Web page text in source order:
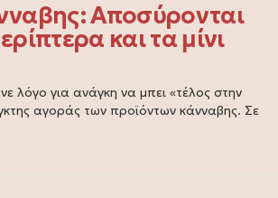
Αποσύρονται
και τα μίνι
λόγο για ανάγκη να μπει «τέλος στην
αγοράς των προϊόντων κάνναβης. Σε